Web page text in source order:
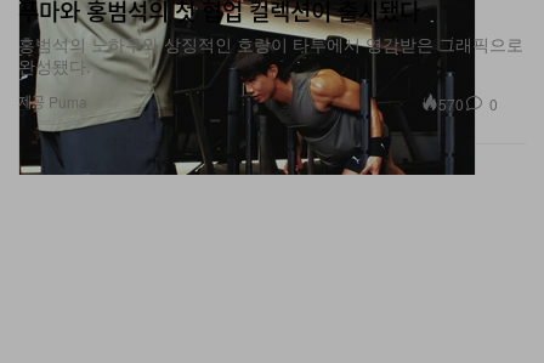
푸마와 홍범석의 첫 협업 컬렉션이 출시됐다
홍범석의 노하우와 상징적인 호랑이 타투에서 영감받은 그래픽으로
완성됐다.
제공 Puma 570 0